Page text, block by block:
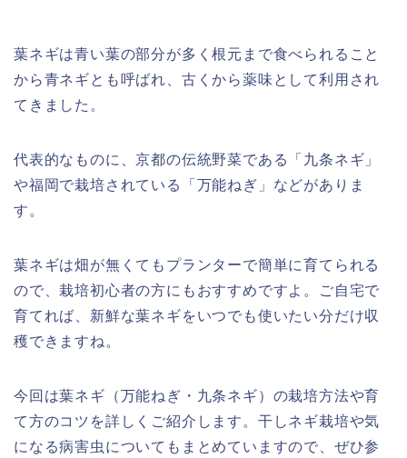
葉ネギは青い葉の部分が多く根元まで食べられること
から青ネギとも呼ばれ、古くから薬味として利用され
てきました。
代表的なものに、京都の伝統野菜である「九条ネギ」
や福岡で栽培されている「万能ねぎ」などがありま
す。
葉ネギは畑が無くてもプランターで簡単に育てられる
ので、栽培初心者の方にもおすすめですよ。ご自宅で
育てれば、新鮮な葉ネギをいつでも使いたい分だけ収
穫できますね。
今回は葉ネギ（万能ねぎ・九条ネギ）の栽培方法や育
て方のコツを詳しくご紹介します。干しネギ栽培や気
になる病害虫についてもまとめていますので、ぜひ参